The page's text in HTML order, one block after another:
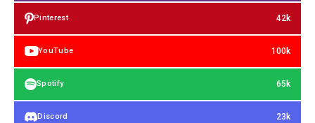
Pinterest 42k
YouTube 100k
Spotify 65k
Discord 23k